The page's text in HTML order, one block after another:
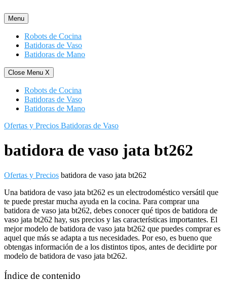
al
contenido
Menu
Robots de Cocina
Batidoras de Vaso
Batidoras de Mano
Close Menu X
Robots de Cocina
Batidoras de Vaso
Batidoras de Mano
Ofertas y Precios Batidoras de Vaso
batidora de vaso jata bt262
Ofertas y Precios batidora de vaso jata bt262
Una batidora de vaso jata bt262 es un electrodoméstico versátil que
te puede prestar mucha ayuda en la cocina. Para comprar una
batidora de vaso jata bt262, debes conocer qué tipos de batidora de
vaso jata bt262 hay, sus precios y las características importantes. El
mejor modelo de batidora de vaso jata bt262 que puedes comprar es
aquel que más se adapta a tus necesidades. Por eso, es bueno que
obtengas información de a los distintos tipos, antes de decidirte por
modelo de batidora de vaso jata bt262.
Índice de contenido